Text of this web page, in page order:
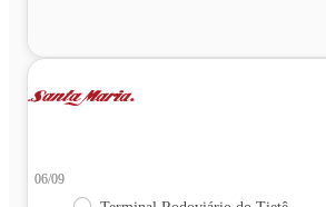
06/09